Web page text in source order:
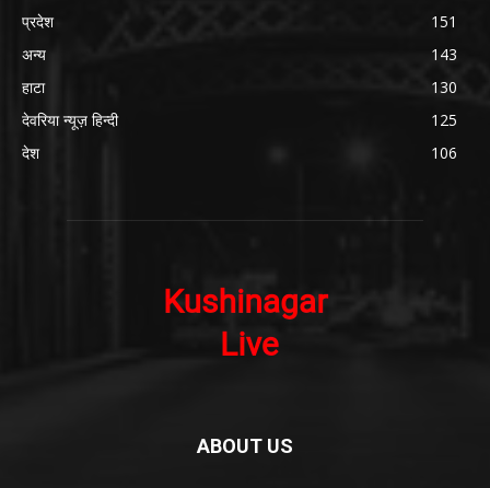
प्रदेश
151
अन्य
143
हाटा
130
देवरिया न्यूज़ हिन्दी
125
देश
106
ABOUT US